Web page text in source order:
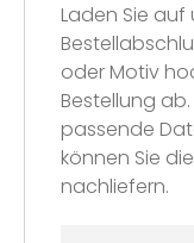
Laden Sie auf
oder Motiv
Bestellung
passende
können Sie
nachliefern.